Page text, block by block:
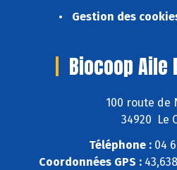
Gestion des
Biocoop Aile
100 route de
34920 Le
Téléphone : 04
Coordonnées GPS :